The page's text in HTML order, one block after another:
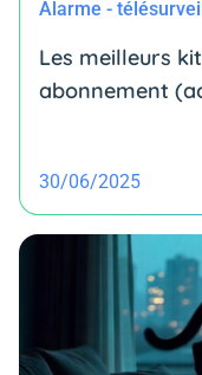
Alarme -
Les meilleurs
abonnement
30/06/2025